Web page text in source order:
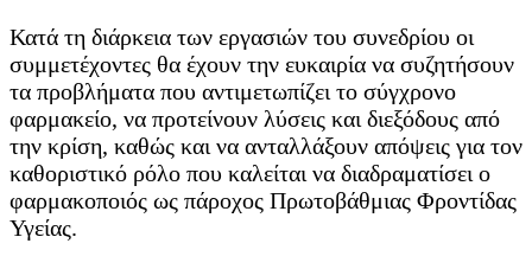
Κατά τη διάρκεια των εργασιών του συνεδρίου οι
συμμετέχοντες θα έχουν την ευκαιρία να συζητήσουν
τα προβλήματα που αντιμετωπίζει το σύγχρονο
φαρμακείο, να προτείνουν λύσεις και διεξόδους από
την κρίση, καθώς και να ανταλλάξουν απόψεις για τον
καθοριστικό ρόλο που καλείται να διαδραματίσει ο
φαρμακοποιός ως πάροχος Πρωτοβάθμιας Φροντίδας
Υγείας.